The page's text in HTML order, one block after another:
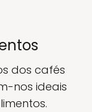
dos cafés
nos ideais